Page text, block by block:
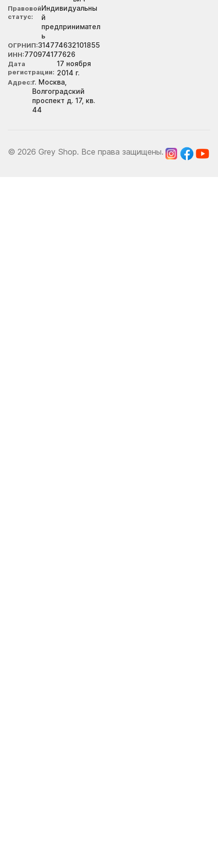
Правовой
статус
Индивидуальны
й
предпринимател
ь
ОГРНИП 314774632101855
ИНН 770974177626
Дата
регистрации
17 ноября
2014 г.
Адрес г. Москва,
Волгоградский
проспект д. 17, кв.
44
© 2026 Grey Shop. Все права защищены.